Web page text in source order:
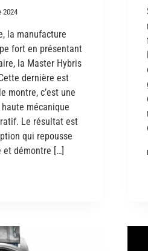
2024
la manufacture
fort en présentant
la Master Hybris
dernière est
montre, c’est une
mécanique
Le résultat est
qui repousse
démontre […]